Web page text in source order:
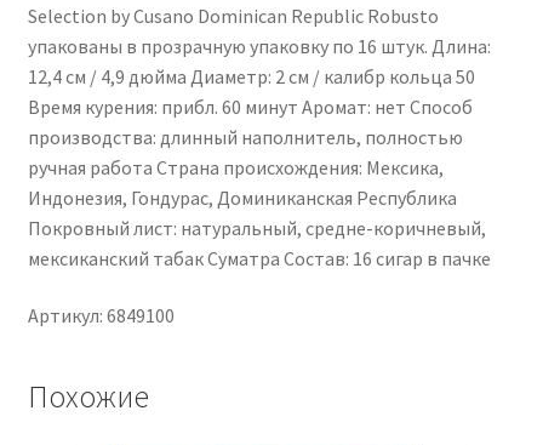
Selection by Cusano Dominican Republic Robusto
упакованы в прозрачную упаковку по 16 штук. Длина:
12,4 см / 4,9 дюйма Диаметр: 2 см / калибр кольца 50
Время курения: прибл. 60 минут Аромат: нет Способ
производства: длинный наполнитель, полностью
ручная работа Страна происхождения: Мексика,
Индонезия, Гондурас, Доминиканская Республика
Покровный лист: натуральный, средне-коричневый,
мексиканский табак Суматра Состав: 16 сигар в пачке
Артикул: 6849100
Похожие